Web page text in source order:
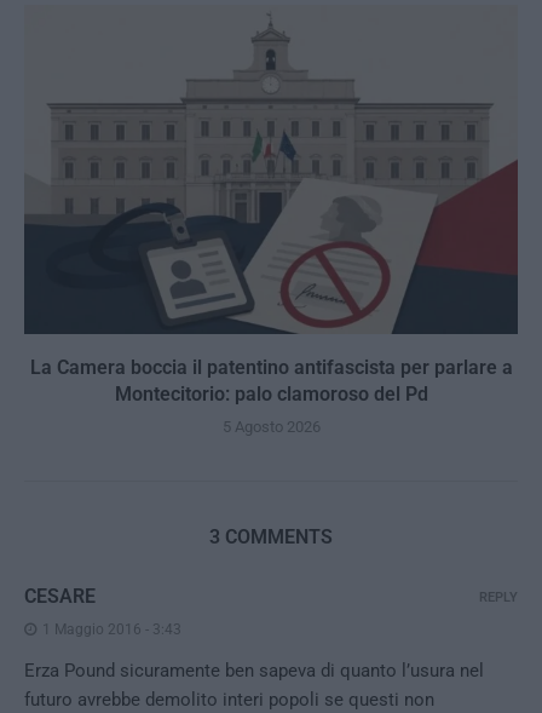
La Camera boccia il patentino antifascista per parlare a
Montecitorio: palo clamoroso del Pd
5 Agosto 2026
3 COMMENTS
CESARE
1 Maggio 2016 - 3:43
Erza Pound sicuramente ben sapeva di quanto l’usura nel
futuro avrebbe demolito interi popoli se questi non
REPLY